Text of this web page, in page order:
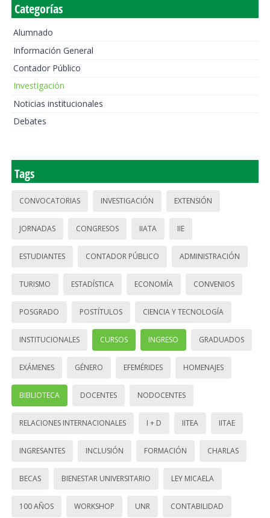
Categorías
Alumnado
Información General
Contador Público
Investigación
Noticias institucionales
Debates
Tags
CONVOCATORIAS INVESTIGACIÓN EXTENSIÓN
JORNADAS CONGRESOS IIATA IIE
ESTUDIANTES CONTADOR PÚBLICO ADMINISTRACIÓN
TURISMO ESTADÍSTICA ECONOMÍA CONVENIOS
POSGRADO POSTÍTULOS CIENCIA Y TECNOLOGÍA
INSTITUCIONALES CURSOS INGRESO GRADUADOS
EXÁMENES GÉNERO EFEMÉRIDES HOMENAJES
BIBLIOTECA DOCENTES NODOCENTES
RELACIONES INTERNACIONALES I + D IITEA IITAE
INGRESANTES INCLUSIÓN FORMACIÓN CHARLAS
BECAS BIENESTAR UNIVERSITARIO LEY MICAELA
100 AÑOS WORKSHOP UNR CONTABILIDAD